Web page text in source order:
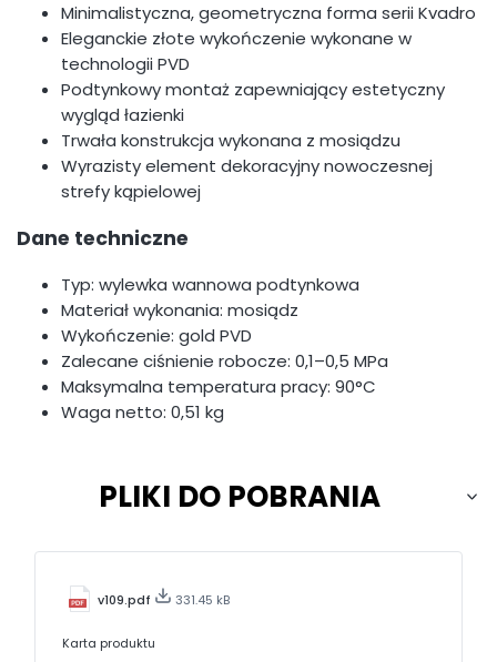
Minimalistyczna, geometryczna forma serii Kvadro
Eleganckie złote wykończenie wykonane w
technologii PVD
Podtynkowy montaż zapewniający estetyczny
wygląd łazienki
Trwała konstrukcja wykonana z mosiądzu
Wyrazisty element dekoracyjny nowoczesnej
strefy kąpielowej
Dane techniczne
Typ: wylewka wannowa podtynkowa
Materiał wykonania: mosiądz
Wykończenie: gold PVD
Zalecane ciśnienie robocze: 0,1–0,5 MPa
Maksymalna temperatura pracy: 90°C
Waga netto: 0,51 kg
PLIKI DO POBRANIA
v109.pdf 331.45 kB
Karta produktu